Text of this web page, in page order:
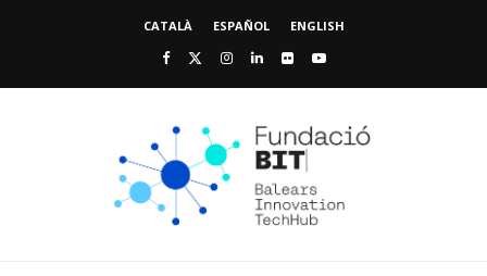
CATALÀ ESPAÑOL ENGLISH